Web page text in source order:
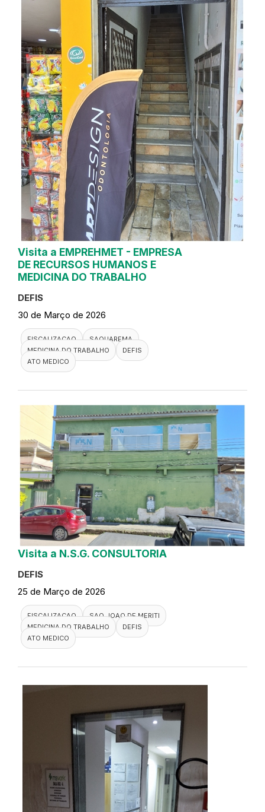
Visita a EMPREHMET - EMPRESA
DE RECURSOS HUMANOS E
MEDICINA DO TRABALHO
DEFIS
30 de Março de 2026
FISCALIZACAO
SAQUAREMA
MEDICINA DO TRABALHO
DEFIS
ATO MEDICO
Visita a N.S.G. CONSULTORIA
DEFIS
25 de Março de 2026
FISCALIZACAO
SAO JOAO DE MERITI
MEDICINA DO TRABALHO
DEFIS
ATO MEDICO